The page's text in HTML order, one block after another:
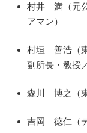
村井 満（元
アマン）
村垣 善浩（
副所長・教授
森川 博之（
吉岡 徳仁（デ